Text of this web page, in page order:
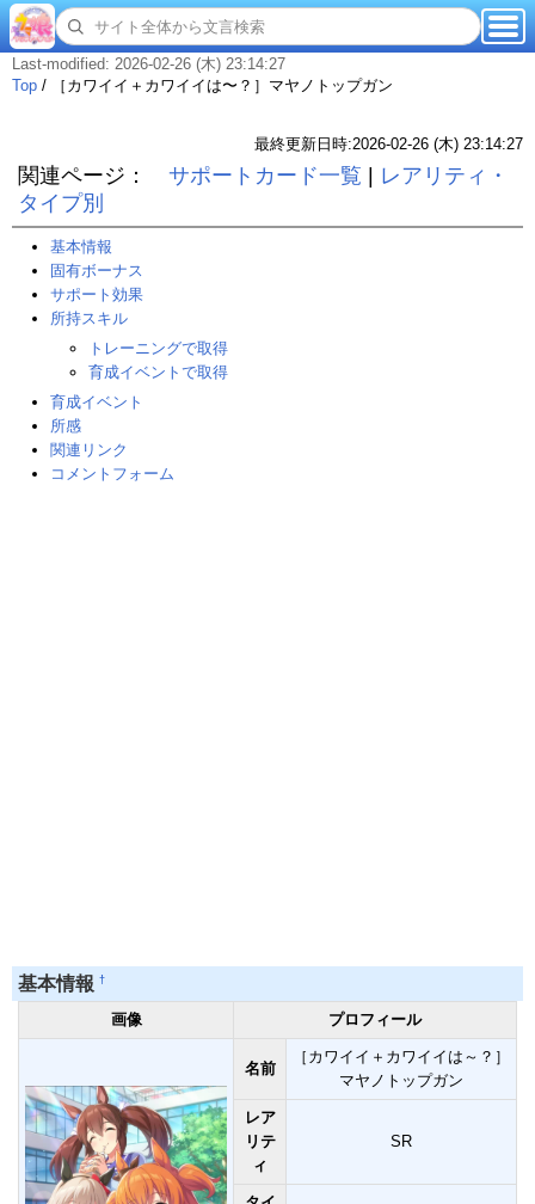
Last-modified: 2026-02-26 (木) 23:14:27
Top / ［カワイイ＋カワイイは〜？］マヤノトップガン
最終更新日時:2026-02-26 (木) 23:14:27
関連ページ： サポートカード一覧
レアリティ・
タイプ別
基本情報
固有ボーナス
サポート効果
所持スキル
トレーニングで取得
育成イベントで取得
育成イベント
所感
関連リンク
コメントフォーム
基本情報 †
画像 プロフィール
名前
［カワイイ＋カワイイは～？］
マヤノトップガン
レア
リテ
ィ
SR